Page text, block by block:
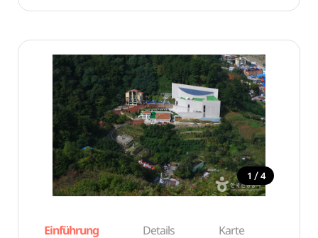
1 / 4
Einführung Details Karte